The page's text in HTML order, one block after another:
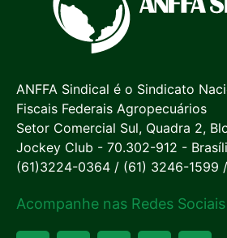
ANFFA Sindical é o Sindicato
Fiscais Federais Agropecuários
Setor Comercial Sul, Quadra 2,
Jockey Club - 70.302-912 -
(61)3224-0364 / (61) 3246-1599
Acompanhe nas Redes Sociais